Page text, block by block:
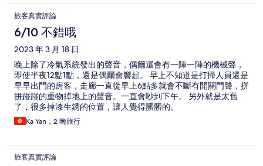
旅客真實評論
6/10 不錯哦
2023 年 3 月 18 日
晚上除了冷氣系統發出的聲音，偶爾還會有一陣一陣的機械聲，
即使半夜12點1點，還是偶爾會響起。 早上不知道是打掃人員還是
早早出門的房客，走廊一直從早上6點多就會不斷有開關門聲，拼
拼踫踫的重物掉地上的聲音。一直會吵到下午。 另外就是太舊
了，很多掉漆生銹的位置，讓人覺得髒髒的。
Ka Yan，2 晚旅行
旅客真實評論